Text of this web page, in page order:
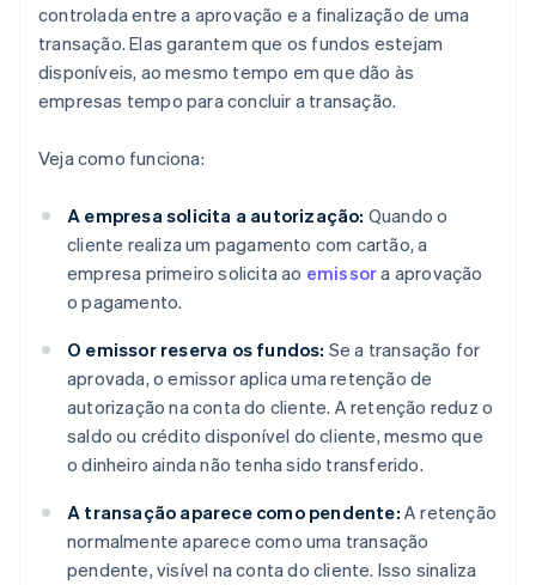
controlada entre a aprovação e a finalização de uma
transação. Elas garantem que os fundos estejam
disponíveis, ao mesmo tempo em que dão às
empresas tempo para concluir a transação.
Veja como funciona:
A empresa solicita a autorização: Quando o
cliente realiza um pagamento com cartão, a
empresa primeiro solicita ao emissora aprovação
o pagamento.
O emissor reserva os fundos: Se a transação for
aprovada, o emissor aplica uma retenção de
autorização na conta do cliente. A retenção reduz o
saldo ou crédito disponível do cliente, mesmo que
o dinheiro ainda não tenha sido transferido.
A transação aparece como pendente: A retenção
normalmente aparece como uma transação
pendente, visível na conta do cliente. Isso sinaliza